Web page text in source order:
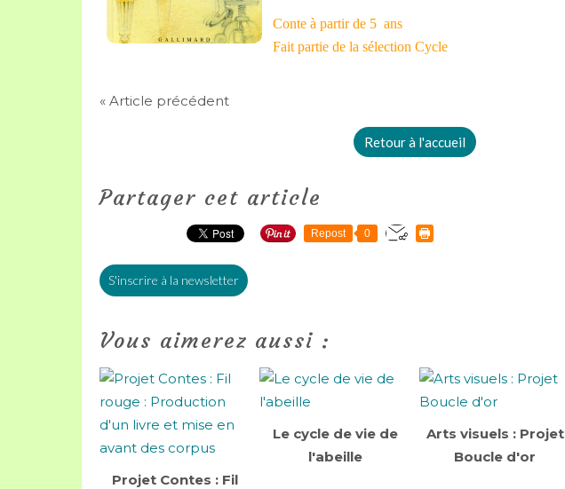
Conte à partir de 5 ans
Fait partie de la sélection Cycle
« Article précédent
Retour à l'accueil
Partager cet article
Repost 0
S'inscrire à la newsletter
Vous aimerez aussi :
Projet Contes : Fil
Le cycle de vie de
l'abeille
Arts visuels : Projet
Boucle d'or